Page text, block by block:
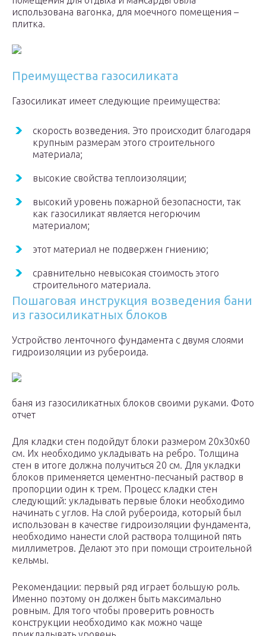
использована вагонка, для моечного помещения –
плитка.
Преимущества газосиликата
Газосиликат имеет следующие преимущества:
скорость возведения. Это происходит благодаря
крупным размерам этого строительного
материала;
высокие свойства теплоизоляции;
высокий уровень пожарной безопасности, так
как газосиликат является негорючим
материалом;
этот материал не подвержен гниению;
сравнительно невысокая стоимость этого
строительного материала.
Пошаговая инструкция возведения бани
из газосиликатных блоков
Устройство ленточного фундамента с двумя слоями
гидроизоляции из рубероида.
баня из газосиликатных блоков своими руками. Фото
отчет
Для кладки стен подойдут блоки размером 20х30х60
см. Их необходимо укладывать на ребро. Толщина
стен в итоге должна получиться 20 см. Для укладки
блоков применяется цементно-песчаный раствор в
пропорции один к трем. Процесс кладки стен
следующий: укладывать первые блоки необходимо
начинать с углов. На слой рубероида, который был
использован в качестве гидроизоляции фундамента,
необходимо нанести слой раствора толщиной пять
миллиметров. Делают это при помощи строительной
кельмы.
Рекомендации: первый ряд играет большую роль.
Именно поэтому он должен быть максимально
ровным. Для того чтобы проверить ровность
конструкции необходимо как можно чаще